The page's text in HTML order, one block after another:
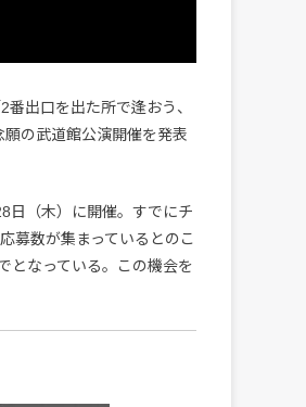
出口を出た所で逢おう、
の武道館公演開催を発表
日（木）に開催。すでにチ
募数が集まっているとのこ
となっている。この機会を